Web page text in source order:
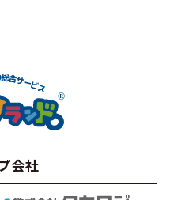
会社